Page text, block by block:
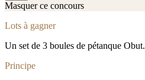
Masquer ce concours
Lots à gagner
Un set de 3 boules de pétanque Obut.
Principe